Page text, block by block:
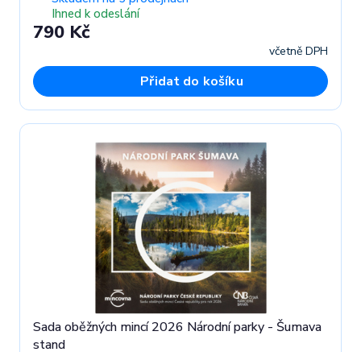
Ihned k odeslání
790 Kč
včetně DPH
Přidat do košíku
Sada oběžných mincí 2026 Národní parky - Šumava
stand